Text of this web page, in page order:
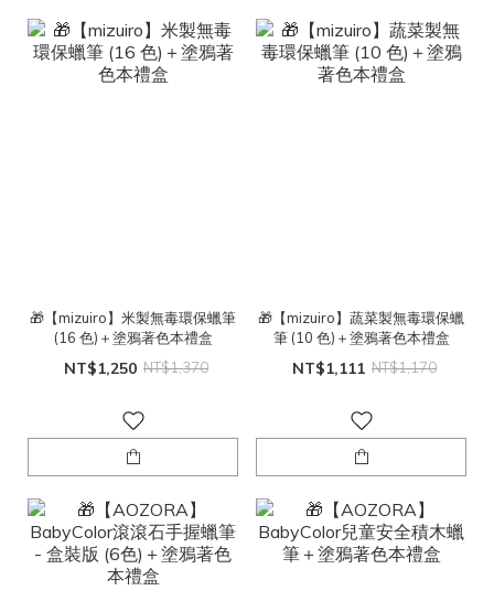
🎁【mizuiro】米製無毒環保蠟筆
(16 色)＋塗鴉著色本禮盒
NT$1,250 NT$1,370
🎁【mizuiro】蔬菜製無毒環保蠟
筆 (10 色)＋塗鴉著色本禮盒
NT$1,111 NT$1,170